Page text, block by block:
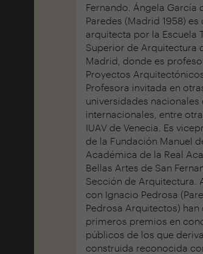
Fernando. Ángela García
Paredes (Madrid 1958) es
arquitecta por la Escuela
Superior de Arquitectura
Madrid, donde es
Proyectos
Profesora invitada en
universidades nacionales
internacionales, entre
IUAV de Venecia. Es
de la Fundación Manuel
Académica de la Real
Bellas Artes de San
Sección de Arquitectura.
con Ignacio Pedrosa
Pedrosa Arquitectos)
primeros premios en
públicos de los que
construida reconocida